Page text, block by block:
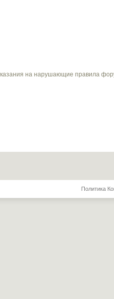
на нарушающие правила
Политика